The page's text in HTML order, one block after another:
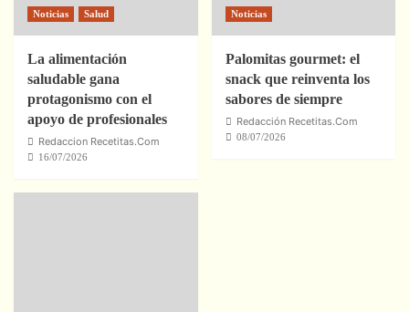
Noticias Salud
La alimentación
saludable gana
protagonismo con el
apoyo de profesionales
Redaccion Recetitas.Com
16/07/2026
Noticias
Palomitas gourmet: el
snack que reinventa los
sabores de siempre
Redacción Recetitas.Com
08/07/2026